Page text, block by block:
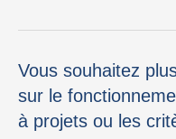
Vous souhaitez
sur le
à projets ou les